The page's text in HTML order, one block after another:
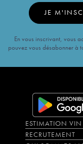
JE
En vous inscrivant, vous
pouvez vous désabonner à
ESTIMATION VIN
RECRUTEMENT